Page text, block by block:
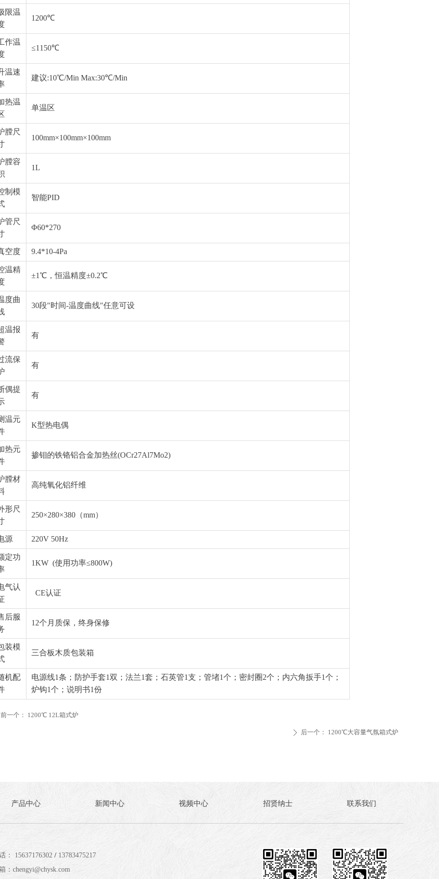
限温
1200℃
作温
≤1150℃
温速
建议:10℃/Min Max:30℃/Min
热温
单温区
膛尺
100mm×100mm×100mm
膛容
1L
制模
智能PID
管尺
Φ60*270
空度 9.4*10-4Pa
温精
±1℃，恒温精度±0.2℃
度曲
30段"时间-温度曲线"任意可设
温报
有
流保
有
偶提
有
温元
K型热电偶
热元
掺钼的铁铬铝合金加热丝(OCr27Al7Mo2)
膛材
高纯氧化铝纤维
形尺
250×280×380（mm）
源 220V 50Hz
定功
1KW (使用功率≤800W)
气认
CE认证
后服
12个月质保，终身保修
装模
三合板木质包装箱
机配
电源线1条；防护手套1双；法兰1套；石英管1支；管堵1个；密封圈2个；内六角扳手1个；
炉钩1个；说明书1份
前一个： 1200℃ 12L箱式炉
ꄲ 后一个： 1200℃大容量气氛箱式炉
产品中心 新闻中心 视频中心 招贤纳士 联系我们
： 15637176302 / 13783475217
： chengyi@chysk.com